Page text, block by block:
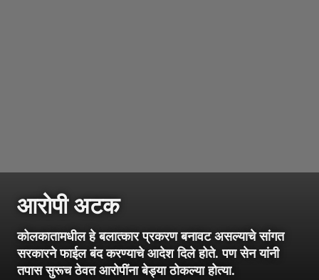
आरोपी अटक
कोलकातामधील हे बलात्कार प्रकरण बनावट असल्याचे सांगत
सरकारने फाईल बंद करण्याचे आदेश दिले होते. पण सेन यांनी
तपास सुरूच ठेवत आरोपींना बेड्या ठोकल्या होत्या.